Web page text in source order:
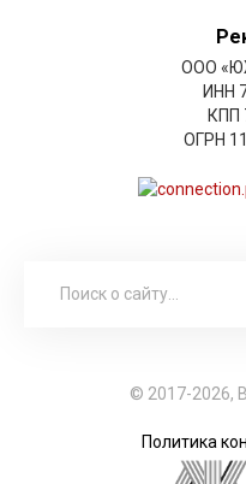
ООО
ИНН
КПП
ОГРН
© 2017-2026,
Политика